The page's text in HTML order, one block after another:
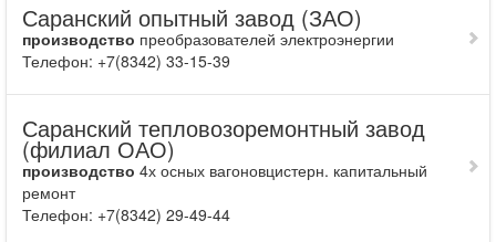
Саранский опытный завод (ЗАО)
производство преобразователей электроэнергии
Телефон: +7(8342) 33-15-39
Саранский тепловозоремонтный завод
(филиал ОАО)
производство 4х осных вагоновцистерн. капитальный
ремонт
Телефон: +7(8342) 29-49-44